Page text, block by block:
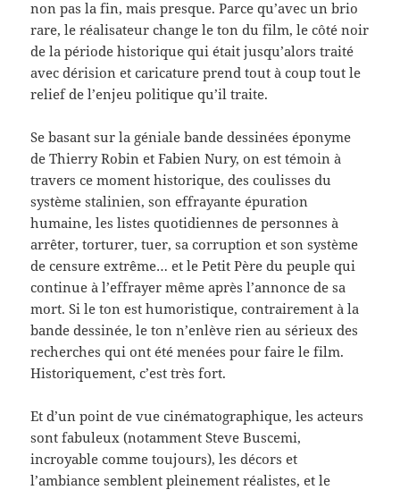
non pas la fin, mais presque. Parce qu’avec un brio
rare, le réalisateur change le ton du film, le côté noir
de la période historique qui était jusqu’alors traité
avec dérision et caricature prend tout à coup tout le
relief de l’enjeu politique qu’il traite.
Se basant sur la géniale bande dessinées éponyme
de Thierry Robin et Fabien Nury, on est témoin à
travers ce moment historique, des coulisses du
système stalinien, son effrayante épuration
humaine, les listes quotidiennes de personnes à
arrêter, torturer, tuer, sa corruption et son système
de censure extrême… et le Petit Père du peuple qui
continue à l’effrayer même après l’annonce de sa
mort. Si le ton est humoristique, contrairement à la
bande dessinée, le ton n’enlève rien au sérieux des
recherches qui ont été menées pour faire le film.
Historiquement, c’est très fort.
Et d’un point de vue cinématographique, les acteurs
sont fabuleux (notamment Steve Buscemi,
incroyable comme toujours), les décors et
l’ambiance semblent pleinement réalistes, et le